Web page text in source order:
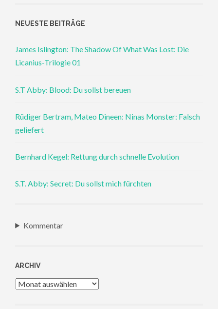
NEUESTE BEITRÄGE
James Islington: The Shadow Of What Was Lost: Die
Licanius-Trilogie 01
S.T Abby: Blood: Du sollst bereuen
Rüdiger Bertram, Mateo Dineen: Ninas Monster: Falsch
geliefert
Bernhard Kegel: Rettung durch schnelle Evolution
S.T. Abby: Secret: Du sollst mich fürchten
Kommentar
ARCHIV
Archiv